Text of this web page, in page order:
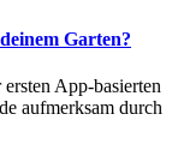
Garten?
App-basierten
aufmerksam durch